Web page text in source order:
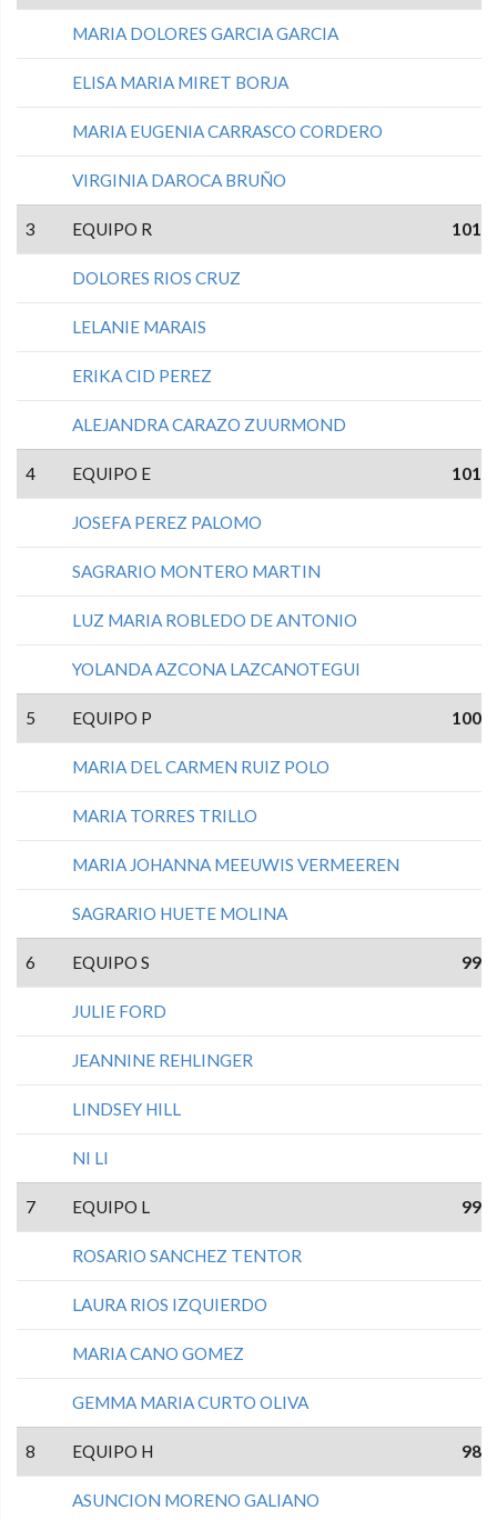
MARIA DOLORES GARCIA GARCIA
ELISA MARIA MIRET BORJA
MARIA EUGENIA CARRASCO CORDERO
VIRGINIA DAROCA BRUÑO
3 EQUIPO R 101
DOLORES RIOS CRUZ
LELANIE MARAIS
ERIKA CID PEREZ
ALEJANDRA CARAZO ZUURMOND
4 EQUIPO E 101
JOSEFA PEREZ PALOMO
SAGRARIO MONTERO MARTIN
LUZ MARIA ROBLEDO DE ANTONIO
YOLANDA AZCONA LAZCANOTEGUI
5 EQUIPO P 100
MARIA DEL CARMEN RUIZ POLO
MARIA TORRES TRILLO
MARIA JOHANNA MEEUWIS VERMEEREN
SAGRARIO HUETE MOLINA
6 EQUIPO S 99
JULIE FORD
JEANNINE REHLINGER
LINDSEY HILL
NI LI
7 EQUIPO L 99
ROSARIO SANCHEZ TENTOR
LAURA RIOS IZQUIERDO
MARIA CANO GOMEZ
GEMMA MARIA CURTO OLIVA
8 EQUIPO H 98
ASUNCION MORENO GALIANO